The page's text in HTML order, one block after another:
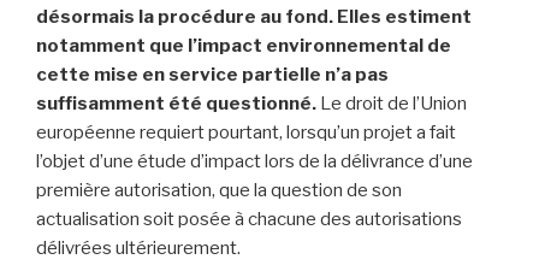
désormais la procédure au fond. Elles estiment
notamment que l’impact environnemental de
cette mise en service partielle n’a pas
suffisamment été questionné. Le droit de l’Union
européenne requiert pourtant, lorsqu’un projet a fait
l’objet d’une étude d’impact lors de la délivrance d’une
première autorisation, que la question de son
actualisation soit posée à chacune des autorisations
délivrées ultérieurement.